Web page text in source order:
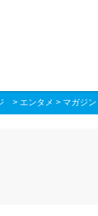
> エンタメ > マガジン